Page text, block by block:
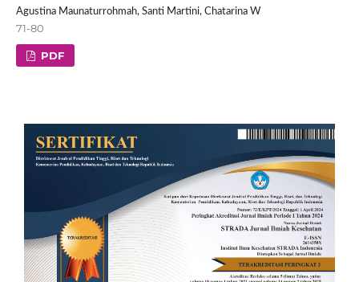
Agustina Maunaturrohmah, Santi Martini, Chatarina W
71-80
PDF